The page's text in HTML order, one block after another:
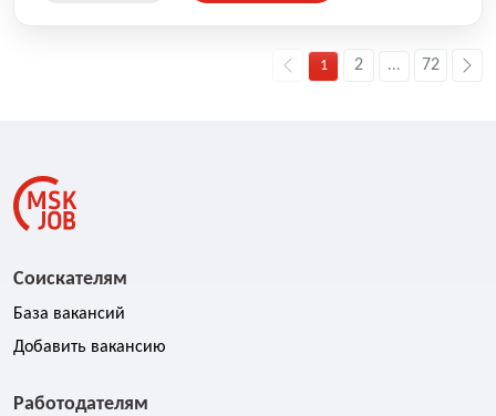
1 2 ... 72
Соискателям
База вакансий
Добавить вакансию
Работодателям